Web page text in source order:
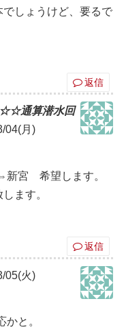
しょうけど、要るで
返信
☆☆通算潜水回
04(月)
宮 希望します。
ます。
返信
05(火)
かと。